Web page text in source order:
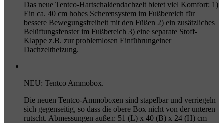
Das neue Tentco-Hartschaldendachzelt bietet viel Komfort: 1)
Ein ca. 40 cm hohes Scherensystem im Fußbereich für
bessere Bewegungsfreiheit mit den Füßen 2) ein zusätzliches
Belüftungsfenster im Fußbereich 3) eine separate Stoff-
Klappe z.B. zur problemlosen Einführungeiner
Dachzeltheizung.
NEU: Tentco Ammobox.
Die neuen Tentco-Ammoboxen sind stapelbar und verriegeln
sich gegenseitig, so dass die obere Box nicht von der unteren
rutscht. Abmessungen außen: 51 (L) x 40 (B) x 24 (H) cm